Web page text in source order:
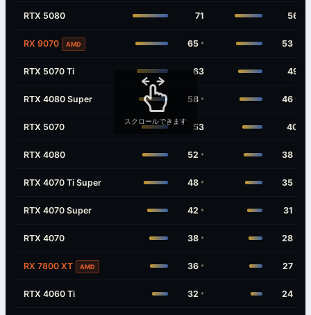
RTX 5080 71 56
RX 9070 AMD 65* 53*
RTX 5070 Ti 63 49
RTX 4080 Super 58* 46*
RTX 5070 53 40
RTX 4080 52* 38*
RTX 4070 Ti Super 48* 35*
RTX 4070 Super 42* 31*
RTX 4070 38* 28*
RX 7800 XT AMD 36* 27*
RTX 4060 Ti 32* 24*
スクロールできます